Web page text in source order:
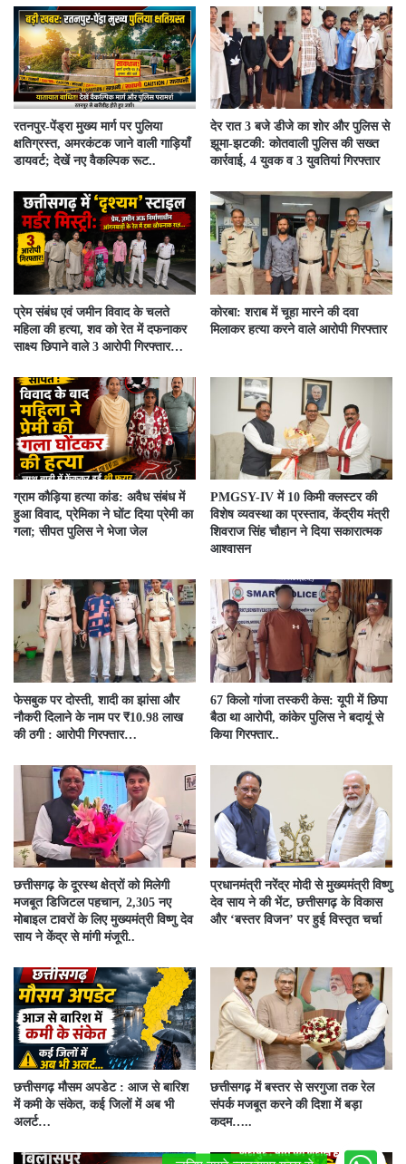
रतनपुर-पेंड्रा मुख्य मार्ग पर पुलिया
क्षतिग्रस्त, अमरकंटक जाने वाली गाड़ियाँ
डायवर्ट; देखें नए वैकल्पिक रूट..
देर रात 3 बजे डीजे का शोर और पुलिस से
झूमा-झटकी: कोतवाली पुलिस की सख्त
कार्रवाई, 4 युवक व 3 युवतियां गिरफ्तार
प्रेम संबंध एवं जमीन विवाद के चलते
महिला की हत्या, शव को रेत में दफनाकर
साक्ष्य छिपाने वाले 3 आरोपी गिरफ्तार…
कोरबा: शराब में चूहा मारने की दवा
मिलाकर हत्या करने वाले आरोपी गिरफ्तार
ग्राम कौड़िया हत्या कांड: अवैध संबंध में
हुआ विवाद, प्रेमिका ने घोंट दिया प्रेमी का
गला; सीपत पुलिस ने भेजा जेल
PMGSY-IV में 10 किमी क्लस्टर की
विशेष व्यवस्था का प्रस्ताव, केंद्रीय मंत्री
शिवराज सिंह चौहान ने दिया सकारात्मक
आश्वासन
फेसबुक पर दोस्ती, शादी का झांसा और
नौकरी दिलाने के नाम पर ₹10.98 लाख
की ठगी : आरोपी गिरफ्तार…
67 किलो गांजा तस्करी केस: यूपी में छिपा
बैठा था आरोपी, कांकेर पुलिस ने बदायूं से
किया गिरफ्तार..
छत्तीसगढ़ के दूरस्थ क्षेत्रों को मिलेगी
मजबूत डिजिटल पहचान, 2,305 नए
मोबाइल टावरों के लिए मुख्यमंत्री विष्णु देव
साय ने केंद्र से मांगी मंजूरी..
प्रधानमंत्री नरेंद्र मोदी से मुख्यमंत्री विष्णु
देव साय ने की भेंट, छत्तीसगढ़ के विकास
और ‘बस्तर विजन’ पर हुई विस्तृत चर्चा
छत्तीसगढ़ मौसम अपडेट : आज से बारिश
में कमी के संकेत, कई जिलों में अब भी
अलर्ट…
छत्तीसगढ़ में बस्तर से सरगुजा तक रेल
संपर्क मजबूत करने की दिशा में बड़ा
कदम…..